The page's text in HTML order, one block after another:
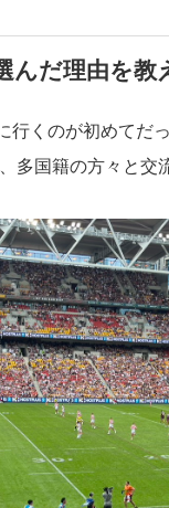
だ理由を教
行くのが初めてだ
多国籍の方々と交